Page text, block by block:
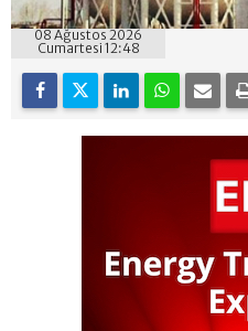
08 Ağustos 2026
Cumartesi 12:48